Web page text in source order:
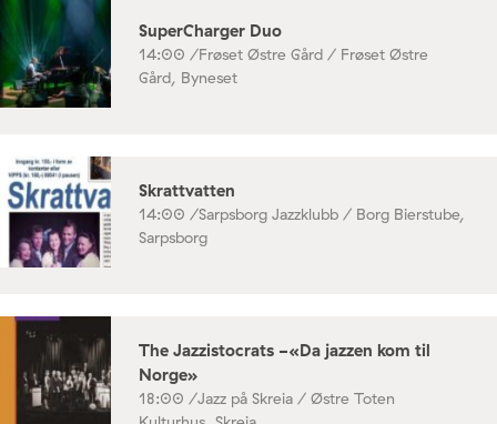
SuperCharger Duo
14:00 /Frøset Østre Gård / Frøset Østre
Gård, Byneset
Skrattvatten
14:00 /Sarpsborg Jazzklubb / Borg Bierstube,
Sarpsborg
The Jazzistocrats -«Da jazzen kom til
Norge»
18:00 /Jazz på Skreia / Østre Toten